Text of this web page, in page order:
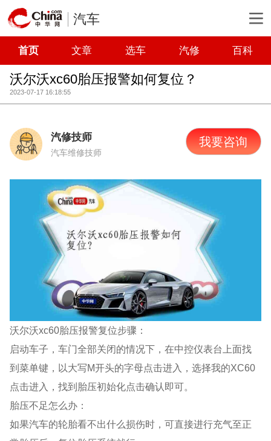
汽车
首页 文章 选车 汽修 百科
沃尔沃xc60胎压报警如何复位？
2023-07-17 16:18:55
汽修技师
汽车维修技师
我要咨询
沃尔沃xc60胎压报警复位步骤：
启动车子，车门全部关闭的情况下，在中控仪表台上面找
到菜单键，以大写M开头的字母点击进入，选择我的XC60
点击进入，找到胎压初始化点击确认即可。
胎压不足怎么办：
如果汽车的轮胎看不出什么损伤时，可直接进行充气至正